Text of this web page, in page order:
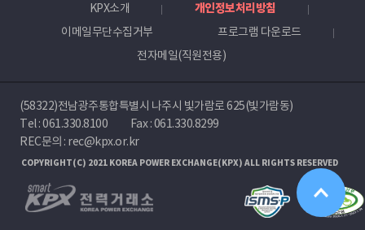
KPX소개
개인정보처리방침
이메일무단수집거부
프로그램 다운로드
전자메일(직원전용)
(58322)전남광주통합특별시 나주시 빛가람로 625(빛가람동)
Tel :061.330.8100
Fax : 061.330.8299
REC문의 : rec@kpx.or.kr
COPYRIGHT(C) 2021 KOREA POWER EXCHANGE(KPX) ALL RIGHTS RESERVED